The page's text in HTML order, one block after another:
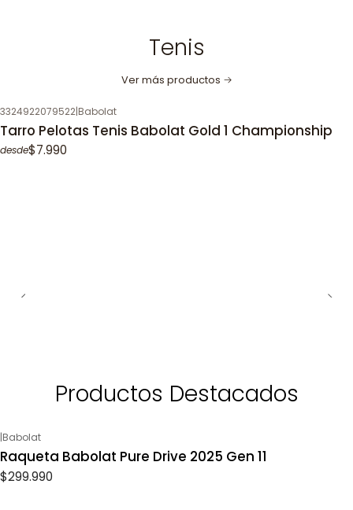
Tenis
Ver más productos
3324922079522|Babolat
Tarro Pelotas Tenis Babolat Gold 1 Championship
desde$7.990
Productos Destacados
|Babolat
Raqueta Babolat Pure Drive 2025 Gen 11
$299.990